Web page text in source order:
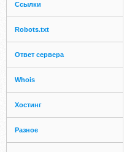
Ссылки
Robots.txt
Ответ сервера
Whois
Хостинг
Разное